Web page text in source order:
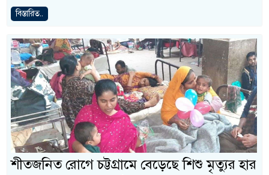
বিস্তারিত..
শীতজনিত রোগে চট্টগ্রামে বেড়েছে শিশু মৃত্যুর হার